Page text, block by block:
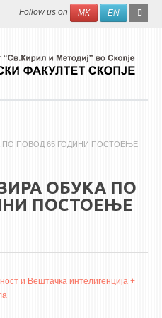
Search
Follow us on МК EN
НАУЧНО СПИСАНИЕ
ПО ПОВОД 65 ГОДИНИ ПОСТОЕЊЕ
ОБУКА ПО
ПОСТОЕЊЕ
и Вештачка интелигенција +